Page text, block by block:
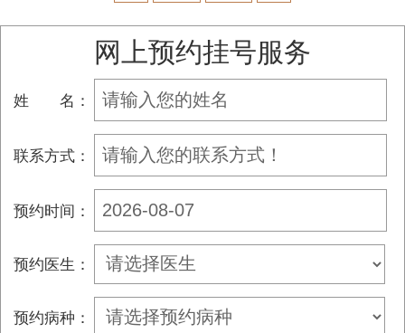
网上预约挂号服务
姓 名：
联系方式：
预约时间：
预约医生：
预约病种：